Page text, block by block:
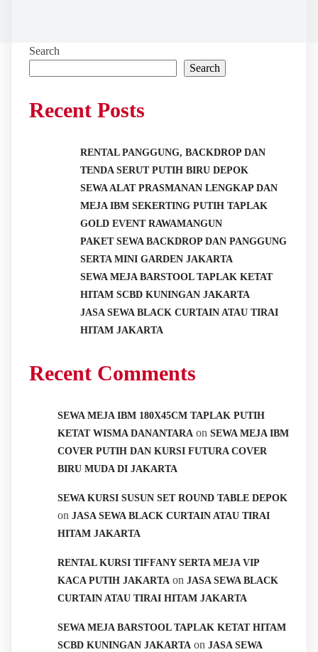
Search
Search
Recent Posts
RENTAL PANGGUNG, BACKDROP DAN
TENDA SERUT PUTIH BIRU DEPOK
SEWA ALAT PRASMANAN LENGKAP DAN
MEJA IBM SEKERTING PUTIH TAPLAK
GOLD EVENT RAWAMANGUN
PAKET SEWA BACKDROP DAN PANGGUNG
SERTA MINI GARDEN JAKARTA
SEWA MEJA BARSTOOL TAPLAK KETAT
HITAM SCBD KUNINGAN JAKARTA
JASA SEWA BLACK CURTAIN ATAU TIRAI
HITAM JAKARTA
Recent Comments
SEWA MEJA IBM 180X45CM TAPLAK PUTIH
KETAT WISMA DANANTARA on SEWA MEJA IBM
COVER PUTIH DAN KURSI FUTURA COVER
BIRU MUDA DI JAKARTA
SEWA KURSI SUSUN SET ROUND TABLE DEPOK
on JASA SEWA BLACK CURTAIN ATAU TIRAI
HITAM JAKARTA
RENTAL KURSI TIFFANY SERTA MEJA VIP
KACA PUTIH JAKARTA on JASA SEWA BLACK
CURTAIN ATAU TIRAI HITAM JAKARTA
SEWA MEJA BARSTOOL TAPLAK KETAT HITAM
SCBD KUNINGAN JAKARTA on JASA SEWA